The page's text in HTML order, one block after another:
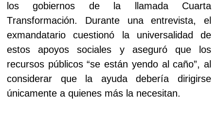
los gobiernos de la llamada Cuarta
Transformación. Durante una entrevista, el
exmandatario cuestionó la universalidad de
estos apoyos sociales y aseguró que los
recursos públicos “se están yendo al caño”, al
considerar que la ayuda debería dirigirse
únicamente a quienes más la necesitan.